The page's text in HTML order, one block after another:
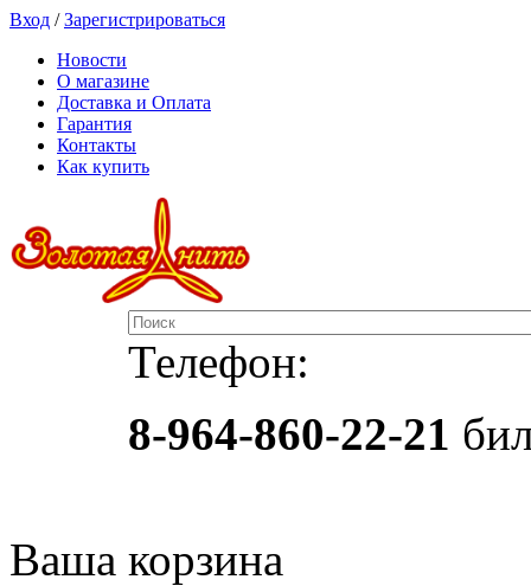
Вход /Зарегистрироваться
Новости
О магазине
Доставка и Оплата
Гарантия
Контакты
Как купить
Телефон:
8-964-860-22-21
Ваша корзина